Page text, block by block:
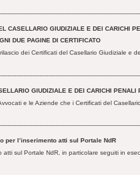
CASELLARIO GIUDIZIALE E DEI CARICHI
DUE PAGINE DI CERTIFICATO
dei Certificati del Casellario Giudiziale e
GIUDIZIALE E DEI CARICHI PENALI
e le Aziende che i Certificati del
per l’inserimento atti sul Portale NdR
atti sul Portale NdR, in particolare seguiti in